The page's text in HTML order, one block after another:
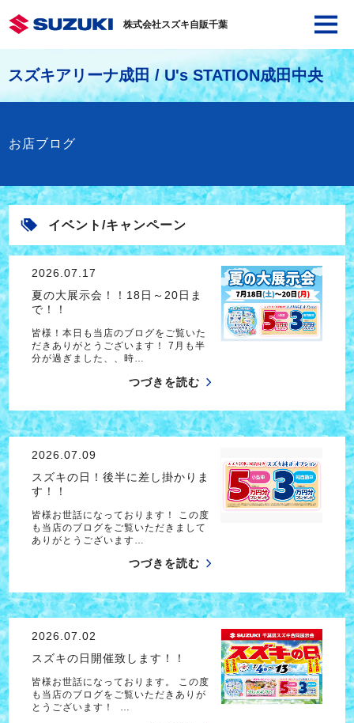
株式会社スズキ自販千葉
スズキアリーナ成田 / U's STATION成田中央
お店ブログ
イベント/キャンペーン
2026.07.17
夏の大展示会！！18日～20日ま
で！！
皆様！本日も当店のブログをご覧いた
だきありがとうございます！ 7月も半
分が過ぎました、、時…
つづきを読む
2026.07.09
スズキの日！後半に差し掛かりま
す！！
皆様お世話になっております！ この度
も当店のブログをご覧いただきまして
ありがとうございます…
つづきを読む
2026.07.02
スズキの日開催致します！！
皆様お世話になっております。 この度
も当店のブログをご覧いただきありが
とうございます！ …